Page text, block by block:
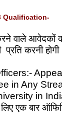
Qualification-
वाले आवेदकों
करनी होगी
in Any
in
एक बार